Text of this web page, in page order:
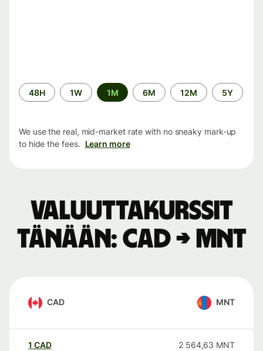
Time
period
48H 1W 1M 6M 12M 5Y
We use the real, mid-market rate with no sneaky mark-up
to hide the fees. Learn more
Valuuttakurssit
tänään: CAD → MNT
CAD MNT
1 CAD 2 564,63 MNT